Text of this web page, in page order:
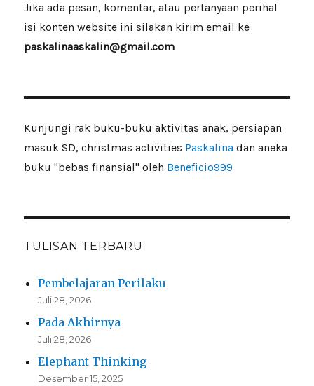
Jika ada pesan, komentar, atau pertanyaan perihal
isi konten website ini silakan kirim email ke
paskalinaaskalin@gmail.com
Kunjungi rak buku-buku aktivitas anak, persiapan
masuk SD, christmas activities Paskalinadan aneka
buku "bebas finansial" oleh Beneficio999
TULISAN TERBARU
Pembelajaran Perilaku
Juli 28, 2026
Pada Akhirnya
Juli 28, 2026
Elephant Thinking
Desember 15, 2025